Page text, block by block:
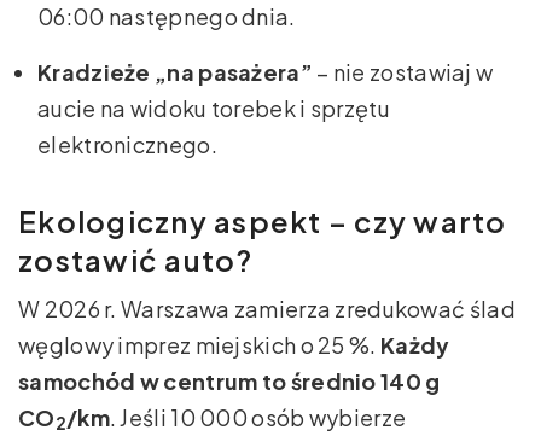
06:00 następnego dnia.
Kradzieże „na pasażera” – nie zostawiaj w
aucie na widoku torebek i sprzętu
elektronicznego.
Ekologiczny aspekt – czy warto
zostawić auto?
W 2026 r. Warszawa zamierza zredukować ślad
węglowy imprez miejskich o 25 %. Każdy
samochód w centrum to średnio 140 g
CO2/km. Jeśli 10 000 osób wybierze